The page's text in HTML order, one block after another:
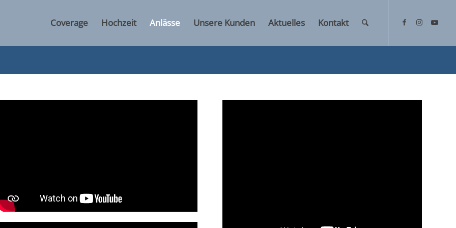
Coverage Hochzeit Anlässe Unsere Kunden Aktuelles Kontakt